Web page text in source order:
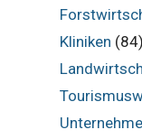
Kliniken (84)